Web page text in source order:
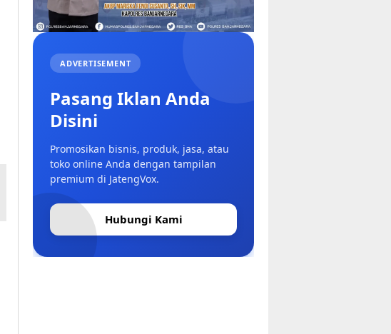
ADVERTISEMENT
Pasang Iklan Anda
Disini
Promosikan bisnis, produk, jasa, atau
toko online Anda dengan tampilan
premium di JatengVox.
Hubungi Kami